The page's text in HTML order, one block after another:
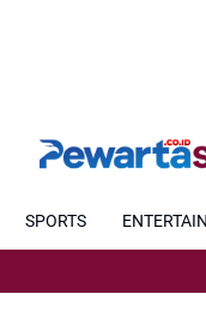
SPORTS